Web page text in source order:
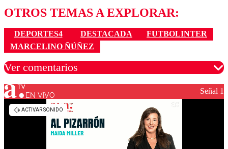
OTROS TEMAS A EXPLORAR:
DEPORTES4 DESTACADA
FUTBOLINTER
MARCELINO ÑÚÑEZ
Ver comentarios
Los comentarios son moderados para garantizar un
diálogo respetuoso.
EN VIVO Señal 1